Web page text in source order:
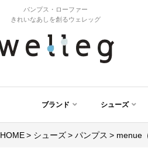
パンプス・ローファー
きれいなあしを創るウェレッグ
ブランド シューズ
HOME シューズ パンプス menue